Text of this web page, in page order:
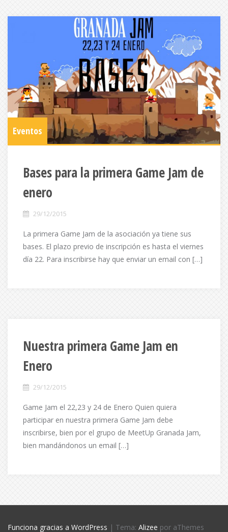
Eventos
Bases para la primera Game Jam de
enero
29/12/2015
La primera Game Jam de la asociación ya tiene sus
bases. El plazo previo de inscripción es hasta el viernes
día 22. Para inscribirse hay que enviar un email con […]
Nuestra primera Game Jam en
Enero
29/12/2015
Game Jam el 22,23 y 24 de Enero Quien quiera
participar en nuestra primera Game Jam debe
inscribirse, bien por el grupo de MeetUp Granada Jam,
bien mandándonos un email […]
Funciona gracias a WordPress | Tema: Alizee por aThemes